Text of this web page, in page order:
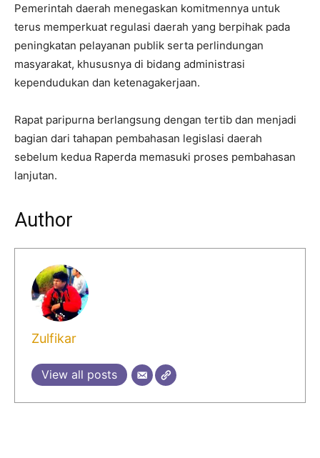
Pemerintah daerah menegaskan komitmennya untuk
terus memperkuat regulasi daerah yang berpihak pada
peningkatan pelayanan publik serta perlindungan
masyarakat, khususnya di bidang administrasi
kependudukan dan ketenagakerjaan.
Rapat paripurna berlangsung dengan tertib dan menjadi
bagian dari tahapan pembahasan legislasi daerah
sebelum kedua Raperda memasuki proses pembahasan
lanjutan.
Author
Zulfikar
View all posts